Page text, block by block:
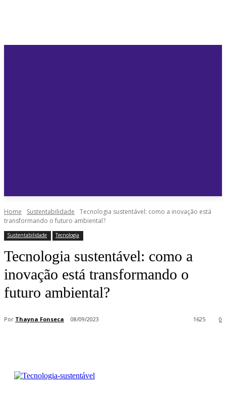
Home Sustentabilidade
Tecnologia sustentável: como a inovação está
transformando o futuro ambiental?
Sustentabilidade Tecnologia
Tecnologia sustentável: como a
inovação está transformando o
futuro ambiental?
Por Thayna Fonseca 08/09/2023 0
1625